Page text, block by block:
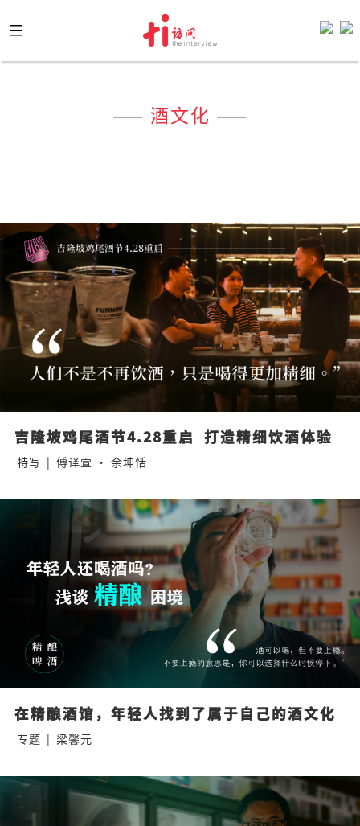
to
content
—— 酒文化 ——
吉隆坡鸡尾酒节4.28重启  打造精细饮酒体验
特写 | 傅译萱 · 余坤恬
在精酿酒馆，年轻人找到了属于自己的酒文化
专题 | 梁馨元